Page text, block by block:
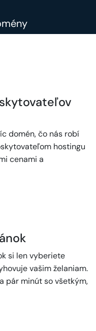
domén, čo nás robí
hostingu
cenami a
si len vyberiete
vašim želaniam.
pár minút so všetkým,